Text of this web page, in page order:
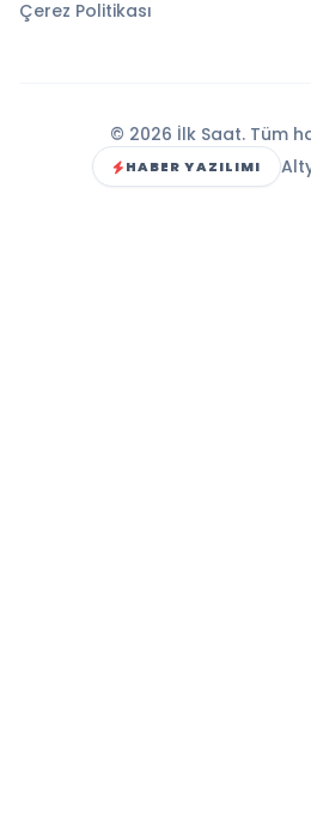
Çerez Politikası
© 2026 İlk Saat. Tüm
HABER YAZILIMI